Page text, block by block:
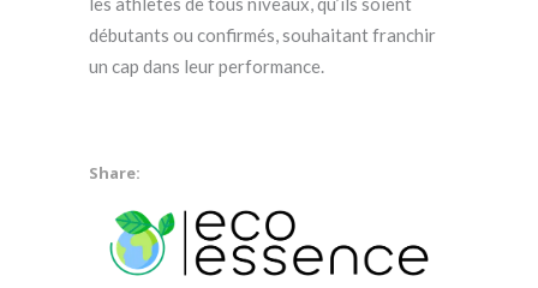
débutants ou confirmés, souhaitant franchir
un cap dans leur performance.
Share: